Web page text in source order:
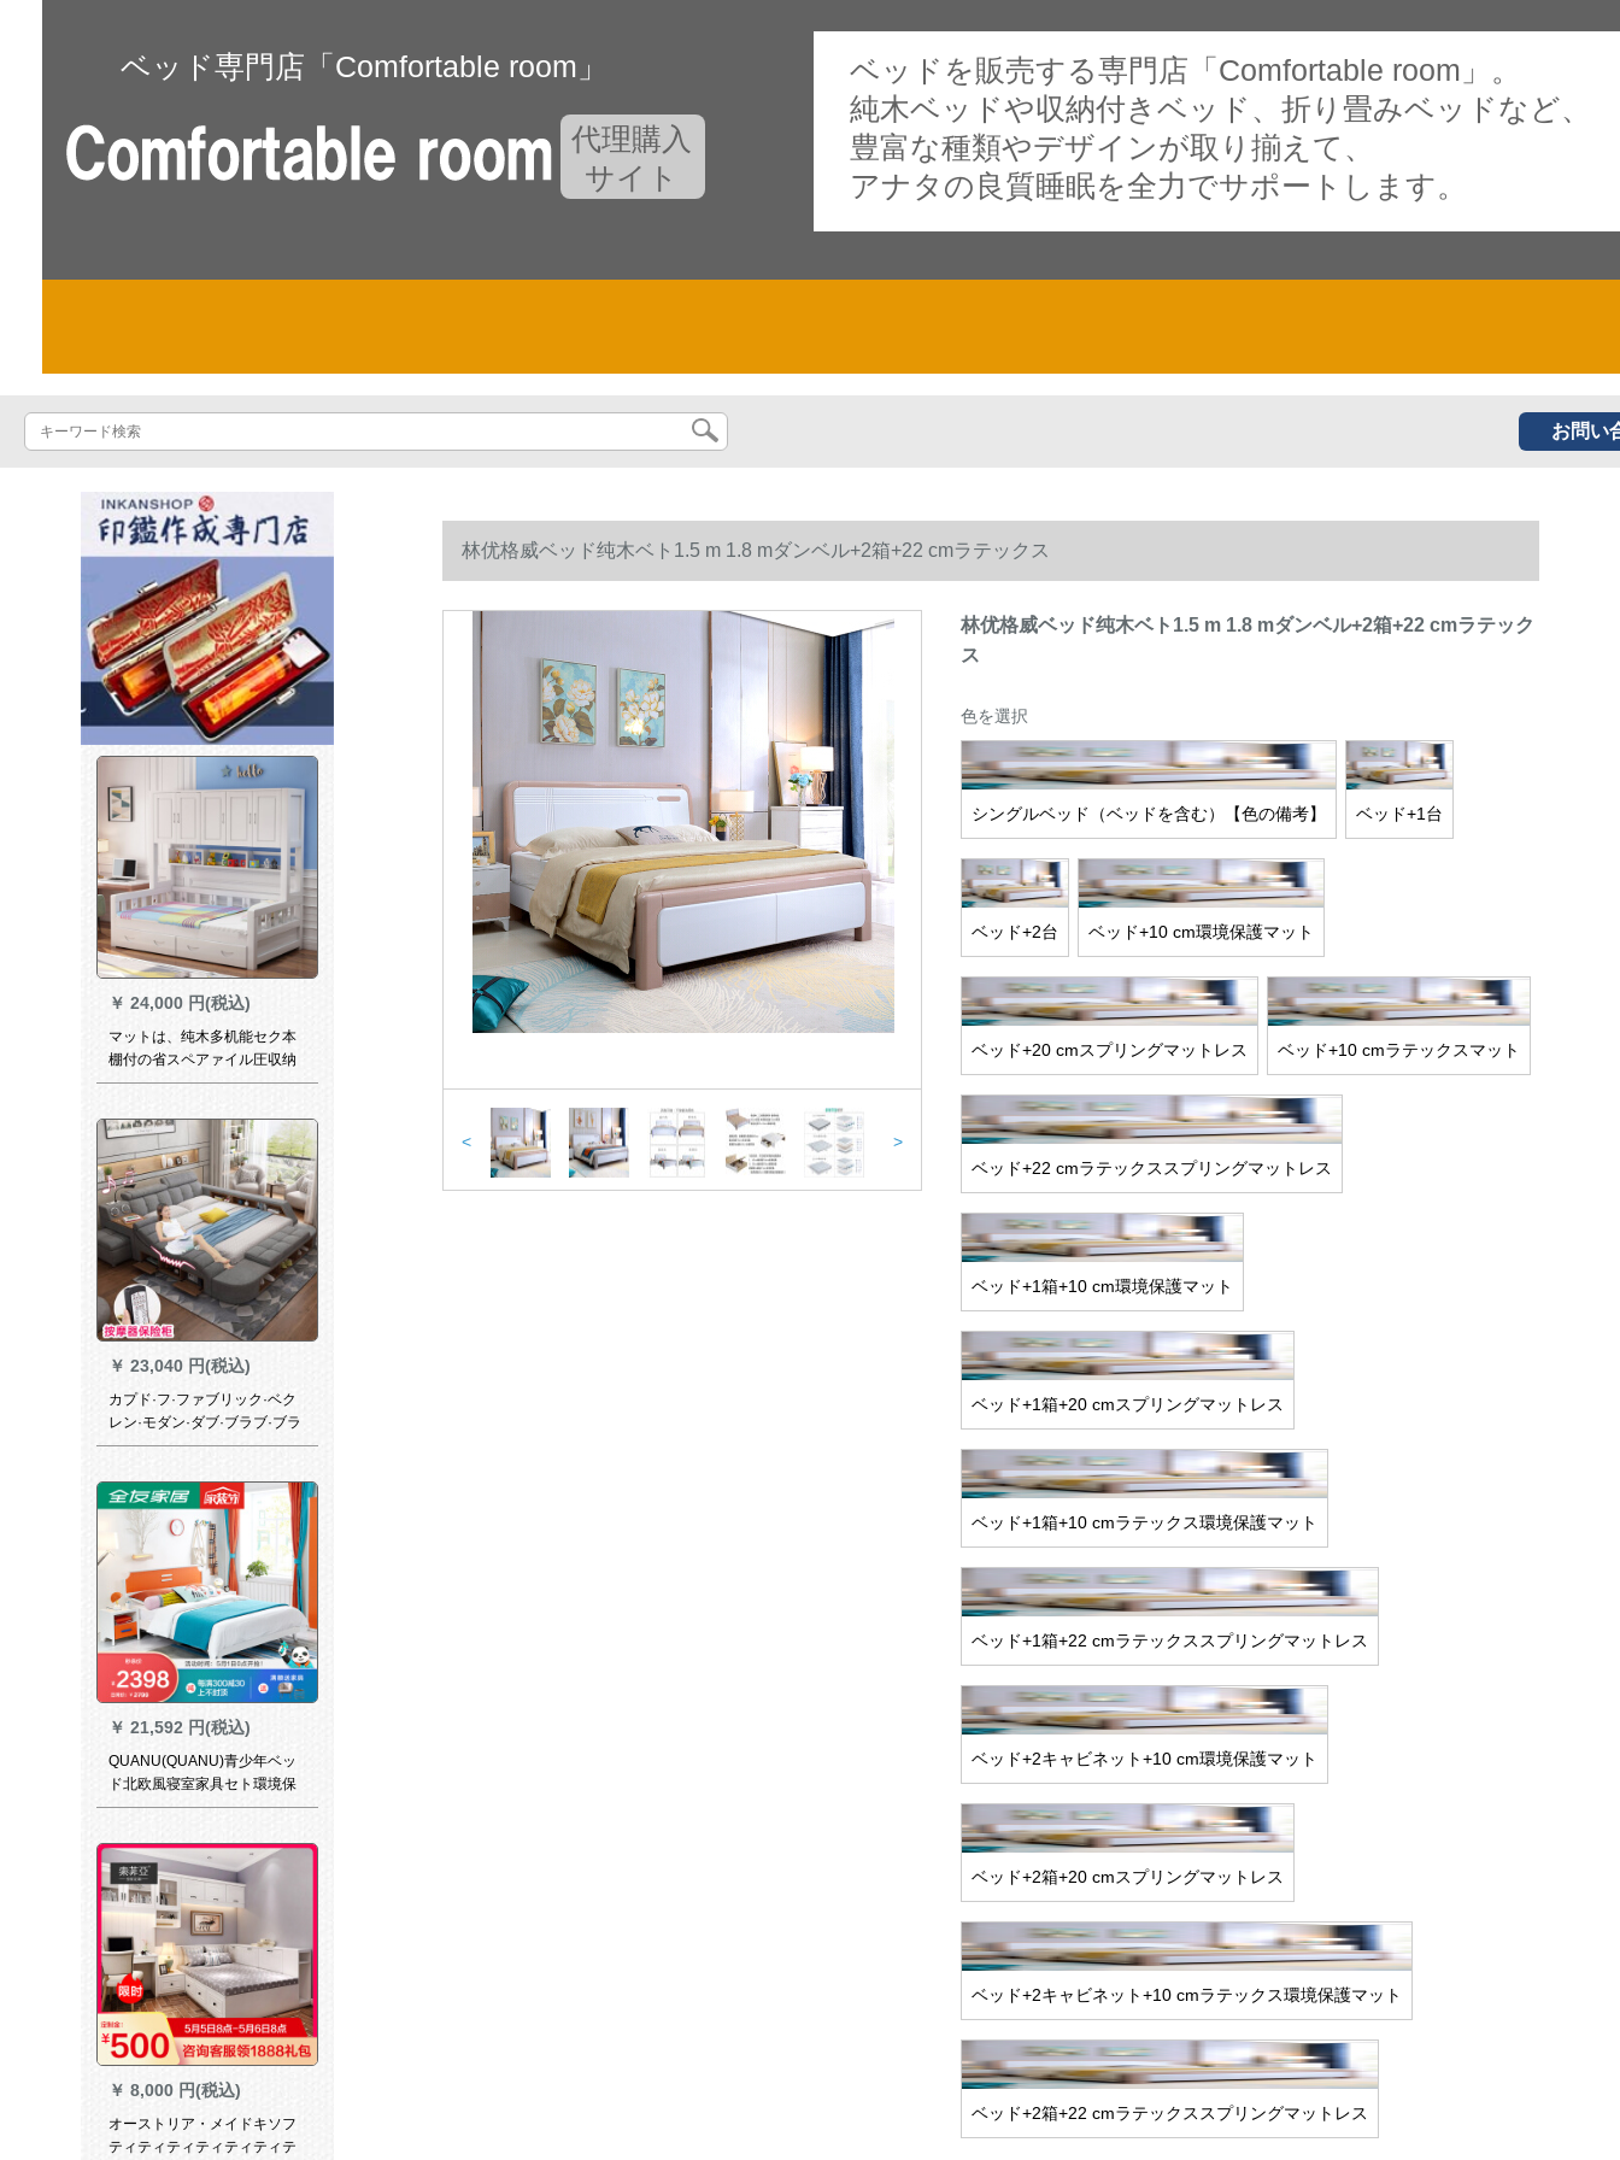
ベッド専門店「Comfortable room」
代理購入
サイト
ベッドを販売する専門店「Comfortable room」。
純木ベッドや収納付きベッド、折り畳みベッドなど、
豊富な種類やデザインが取り揃えて、
アナタの良質睡眠を全力でサポートします。
お問い
￥ 24,000 円(税込)
マットは、纯木多机能セク本
棚付の省スペアァイル圧収纳
子供给ベド松木原木环境成人
1500*2000を集める。
￥ 23,040 円(税込)
カプド·フ·ファブリック·ベク
レン·モダン·ダブ·ブラブ·ブラ
ブの外し可能布ベド1.8メトル
ド】2000
￥ 21,592 円(税込)
QUANU(QUANU)青少年ベッ
ド北欧風寝室家具セト環境保
護1.5 m/1.2 mベド12316ベド
1200*2000
￥ 8,000 円(税込)
オーストリア・メイドキソフ
ティティティティティティテ
林优格威ベッド纯木ベト1.5 m 1.8 mダンベル+2箱+22 cmラテックス
< >
林优格威ベッド纯木ベト1.5 m 1.8 mダンベル+2箱+22 cmラテック
ス
色を選択
シングルベッド（ベッドを含む）【色の備考】 ベッド+1台
ベッド+2台 ベッド+10 cm環境保護マット
ベッド+20 cmスプリングマットレス ベッド+10 cmラテックスマット
ベッド+22 cmラテックススプリングマットレス
ベッド+1箱+10 cm環境保護マット
ベッド+1箱+20 cmスプリングマットレス
ベッド+1箱+10 cmラテックス環境保護マット
ベッド+1箱+22 cmラテックススプリングマットレス
ベッド+2キャビネット+10 cm環境保護マット
ベッド+2箱+20 cmスプリングマットレス
ベッド+2キャビネット+10 cmラテックス環境保護マット
ベッド+2箱+22 cmラテックススプリングマットレス